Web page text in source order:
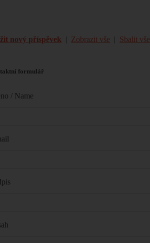
nový příspěvek | Zobrazit vše | Sbalit vše
formulář
/ Name